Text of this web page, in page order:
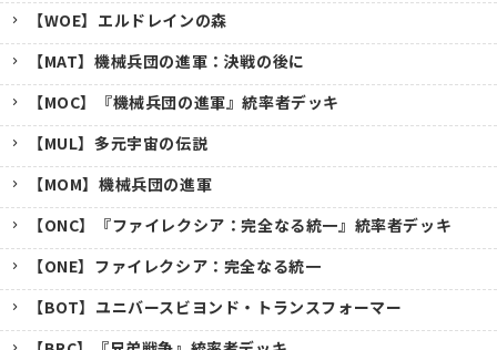
【WOE】エルドレインの森
【MAT】機械兵団の進軍：決戦の後に
【MOC】『機械兵団の進軍』統率者デッキ
【MUL】多元宇宙の伝説
【MOM】機械兵団の進軍
【ONC】『ファイレクシア：完全なる統一』統率者デッキ
【ONE】ファイレクシア：完全なる統一
【BOT】ユニバースビヨンド・トランスフォーマー